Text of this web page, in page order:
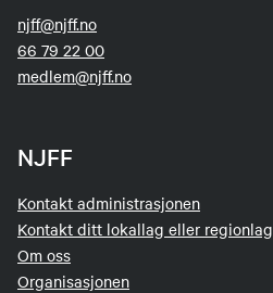
njff@njff.no
66 79 22 00
medlem@njff.no
NJFF
Kontakt administrasjonen
Kontakt ditt lokallag eller regionlag
Om oss
Organisasjonen